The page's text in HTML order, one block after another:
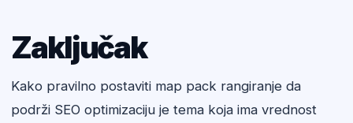
Zaključak
Kako pravilno postaviti map pack rangiranje da
podrži SEO optimizaciju je tema koja ima vrednost